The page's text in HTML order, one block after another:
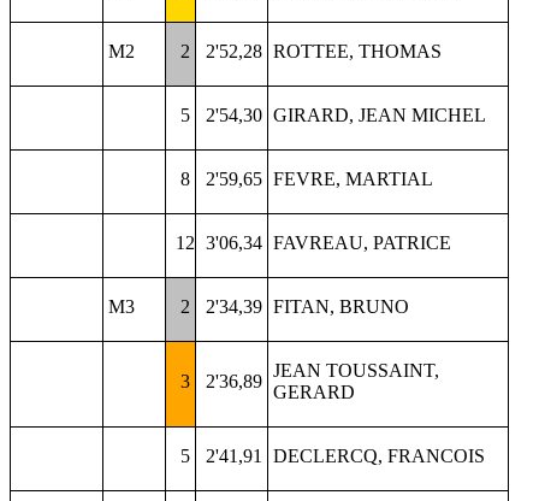
M2 2 2'52,28 ROTTEE, THOMAS
5 2'54,30 GIRARD, JEAN MICHEL
8 2'59,65 FEVRE, MARTIAL
12 3'06,34 FAVREAU, PATRICE
M3 2 2'34,39 FITAN, BRUNO
3 2'36,89
JEAN TOUSSAINT,
GERARD
5 2'41,91 DECLERCQ, FRANCOIS